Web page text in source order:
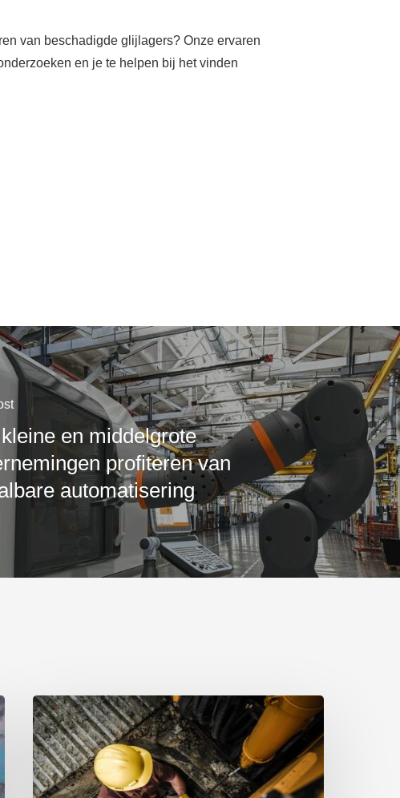
van beschadigde glijlagers? Onze ervaren
en je te helpen bij het vinden
en middelgrote
profiteren van
automatisering